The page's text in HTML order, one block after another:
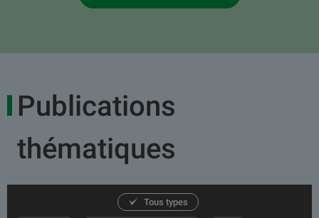
Publications
thématiques
Tous types